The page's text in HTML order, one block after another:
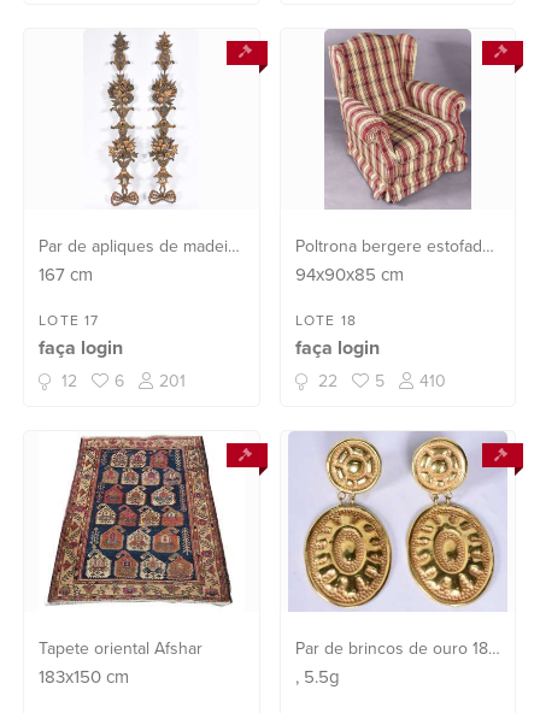
Par de apliques de madeira
ricamente entalhada e
guirlandas.
167 cm
LOTE 17
faça login
12 6 201
Poltrona bergere estofada
e forrada com tecido
94x90x85 cm
LOTE 18
faça login
22 5 410
Tapete oriental Afshar
183x150 cm
Par de brincos de ouro 18
k feitio oval (Por motivos de
, 5.5g